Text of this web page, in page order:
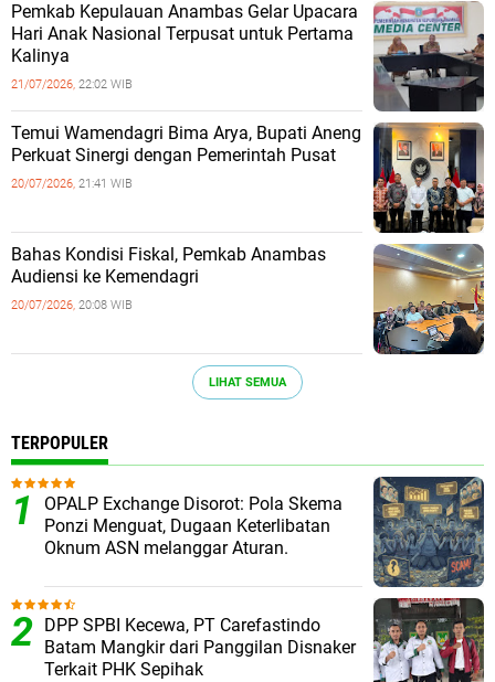
Pemkab Kepulauan Anambas Gelar Upacara
Hari Anak Nasional Terpusat untuk Pertama
Kalinya
21/07/2026, 22:02 WIB
Temui Wamendagri Bima Arya, Bupati Aneng
Perkuat Sinergi dengan Pemerintah Pusat
20/07/2026, 21:41 WIB
Bahas Kondisi Fiskal, Pemkab Anambas
Audiensi ke Kemendagri
20/07/2026, 20:08 WIB
LIHAT SEMUA
TERPOPULER
OPALP Exchange Disorot: Pola Skema
Ponzi Menguat, Dugaan Keterlibatan
Oknum ASN melanggar Aturan.
DPP SPBI Kecewa, PT Carefastindo
Batam Mangkir dari Panggilan Disnaker
Terkait PHK Sepihak